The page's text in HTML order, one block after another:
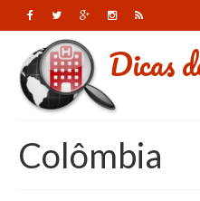
Dicas
Colômbia